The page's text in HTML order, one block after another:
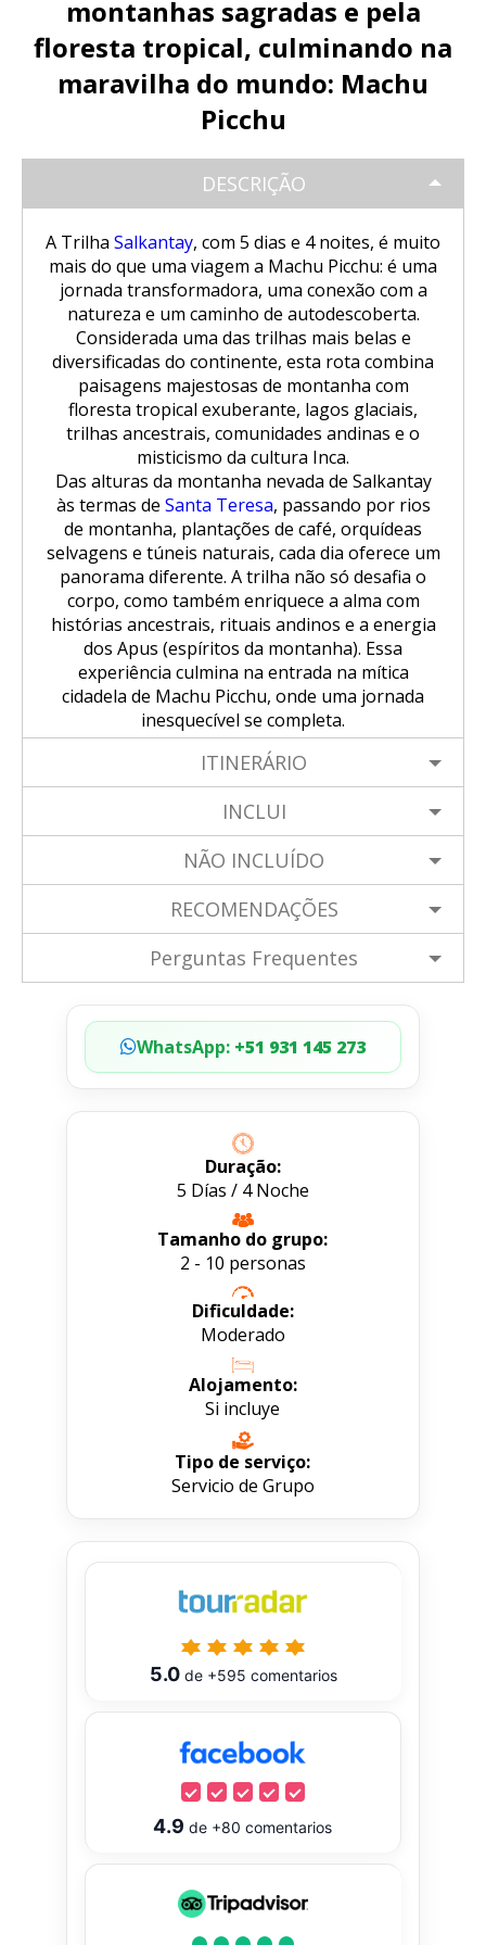
Aventura Inca
Nascer do sol em Cusco visto de um
balão de ar quente.
Excursão ao Vulcão Chachani (2
dias/1 noite): Aventura em Alta
Montanha
Excursão ao Cânion do Colca com
Conexão Taquile 3D/2N
Excursão Puno – Copacabana – Ilha
do Sol
Excursão Sillustani Chullpas saindo
Passeio pela Ilha dos Uros,
Amantaní e Taquile
Tour Salar de Uyuni de Bicicleta
Tour Salar de Uyuni 2 Dias / 1 Noite
Tour Salar de Uyuni 2 Dias / 1 Noite
Tour Salar de Uyuni 3 Dias / 2
Noites
Natureza, cultura viva
Trilha Salkantay 4D | Rota Ancestral
para Machu Picchu
Trilha Salkantay 3D | Alta
montanha e selva – Machu Picchu
Huchuy Qosqo Trek 3D/2N | Machu
Picchu
Tour Machu Picchu, Montanha das
Cores e Lagoa Humantay 3 dias
SALKANTAY
Trilha Salkantay 5D Machu Picchu |
Natureza, cultura viva
para Machu Picchu
Trilha Salkantay 2D | Caminhada na
montanha
Trilha Salkantay 3D | Alta
montanha e selva – Machu Picchu
PACOTES TURÍSTICOS
Saindo de Cusco
CONTACTANOS
montanhas sagradas e pela
floresta tropical, culminando na
maravilha do mundo: Machu
Picchu
DESCRIÇÃO
A Trilha Salkantay, com 5 dias e 4 noites, é muito
mais do que uma viagem a Machu Picchu: é uma
jornada transformadora, uma conexão com a
natureza e um caminho de autodescoberta.
Considerada uma das trilhas mais belas e
diversificadas do continente, esta rota combina
paisagens majestosas de montanha com
floresta tropical exuberante, lagos glaciais,
trilhas ancestrais, comunidades andinas e o
misticismo da cultura Inca.
Das alturas da montanha nevada de Salkantay
às termas de Santa Teresa, passando por rios
de montanha, plantações de café, orquídeas
selvagens e túneis naturais, cada dia oferece um
panorama diferente. A trilha não só desafia o
corpo, como também enriquece a alma com
histórias ancestrais, rituais andinos e a energia
dos Apus (espíritos da montanha). Essa
experiência culmina na entrada na mítica
cidadela de Machu Picchu, onde uma jornada
inesquecível se completa.
ITINERÁRIO
INCLUI
NÃO INCLUÍDO
RECOMENDAÇÕES
Perguntas Frequentes
WhatsApp:+51 931 145 273
Duração:
5 Días / 4 Noche
Tamanho do grupo:
2 - 10 personas
Dificuldade:
Moderado
Alojamento:
Si incluye
Tipo de serviço:
Servicio de Grupo
5.0de +595 comentarios
4.9 de +80 comentarios